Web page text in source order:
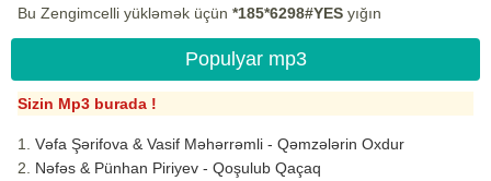
Bu Zengimcelli yükləmək üçün *185*6298#YES yığın
Populyar mp3
Sizin Mp3 burada !
Vəfa Şərifova & Vasif Məhərrəmli - Qəmzələrin Oxdur
Nəfəs & Pünhan Piriyev - Qoşulub Qaçaq